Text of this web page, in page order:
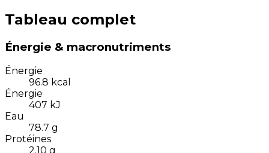
Tableau complet
Énergie & macronutriments
Énergie
96.8 kcal
Énergie
407 kJ
Eau
78.7 g
Protéines
2.10 g